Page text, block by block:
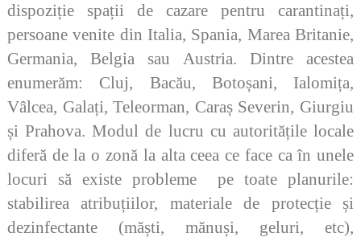
dispoziție spații de cazare pentru carantinați,
persoane venite din Italia, Spania, Marea Britanie,
Germania, Belgia sau Austria. Dintre acestea
enumerăm: Cluj, Bacău, Botoșani, Ialomița,
Vâlcea, Galați, Teleorman, Caraș Severin, Giurgiu
și Prahova. Modul de lucru cu autoritățile locale
diferă de la o zonă la alta ceea ce face ca în unele
locuri să existe probleme pe toate planurile:
stabilirea atribuțiilor, materiale de protecție și
dezinfectante (măști, mănuși, geluri, etc),